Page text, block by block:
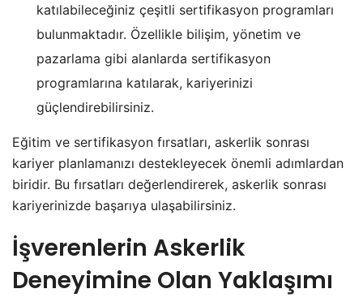
katılabileceğiniz çeşitli sertifikasyon programları
bulunmaktadır. Özellikle bilişim, yönetim ve
pazarlama gibi alanlarda sertifikasyon
programlarına katılarak, kariyerinizi
güçlendirebilirsiniz.
Eğitim ve sertifikasyon fırsatları, askerlik sonrası
kariyer planlamanızı destekleyecek önemli adımlardan
biridir. Bu fırsatları değerlendirerek, askerlik sonrası
kariyerinizde başarıya ulaşabilirsiniz.
İşverenlerin Askerlik
Deneyimine Olan Yaklaşımı